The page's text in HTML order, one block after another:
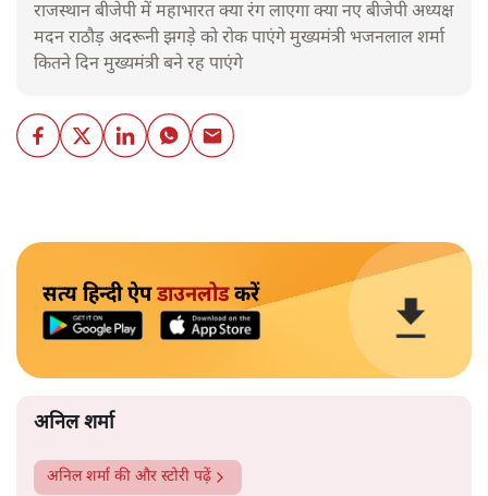
राजस्थान बीजेपी में महाभारत क्या रंग लाएगा क्या नए बीजेपी अध्यक्ष
मदन राठौड़ अदरूनी झगड़े को रोक पाएंगे मुख्यमंत्री भजनलाल शर्मा
कितने दिन मुख्यमंत्री बने रह पाएंगे
सत्य हिन्दी ऐपडाउनलोडकरें
अनिल शर्मा
अनिल शर्मा की और स्टोरी पढ़ें